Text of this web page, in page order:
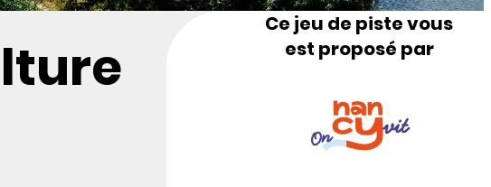
Ce jeu de piste vous
est proposé par